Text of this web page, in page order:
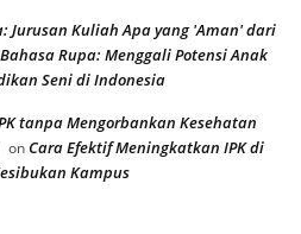
Jurusan Kuliah Apa yang 'Aman' dari
Bahasa Rupa: Menggali Potensi Anak
Seni di Indonesia
tanpa Mengorbankan Kesehatan
onCara Efektif Meningkatkan IPK di
Kampus